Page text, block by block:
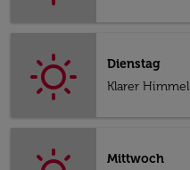
Dienstag
Klarer Himmel
Mittwoch